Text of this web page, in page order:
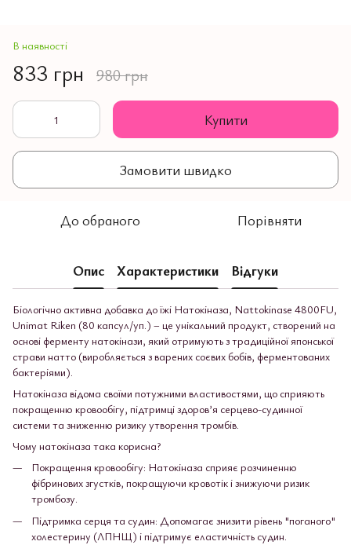
В наявності
833 грн 980 грн
Купити
Замовити швидко
До обраного Порівняти
Опис Характеристики Відгуки
Біологічно активна добавка до їжі Натокіназа, Nattokinase 4800FU,
Unimat Riken (80 капсул/уп.) – це унікальний продукт, створений на
основі ферменту натокінази, який отримують з традиційної японської
страви натто (виробляється з варених соєвих бобів, ферментованих
бактеріями).
Натокіназа відома своїми потужними властивостями, що сприяють
покращенню кровообігу, підтримці здоров’я серцево-судинної
системи та зниженню ризику утворення тромбів.
Чому натокіназа така корисна?
Покращення кровообігу: Натокіназа сприяє розчиненню
фібринових згустків, покращуючи кровотік і знижуючи ризик
тромбозу.
Підтримка серця та судин: Допомагає знизити рівень "поганого"
холестерину (ЛПНЩ) і підтримує еластичність судин.